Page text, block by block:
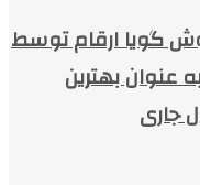
گویا ارقام توسط
عنوان بهترین
جاری